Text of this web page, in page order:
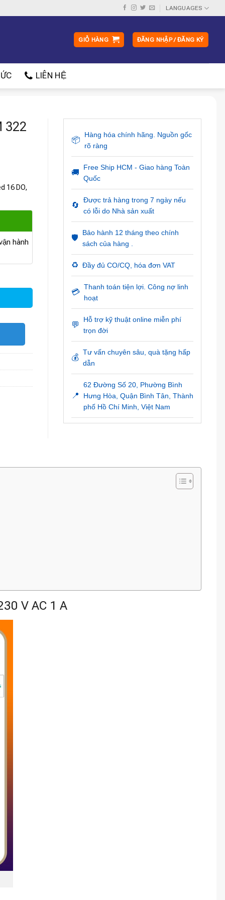
LANGUAGES
GIỎ HÀNG ĐĂNG NHẬP / ĐĂNG KÝ
LIÊN HỆ
322
16 DO,
hành
📦
Hàng hóa chính hãng. Nguồn gốc
rõ ràng
🚚
Free Ship HCM - Giao hàng Toàn
Quốc
🔄
Được trả hàng trong 7 ngày nếu
có lỗi do Nhà sản xuất
🛡️
Bảo hành 12 tháng theo chính
sách của hàng .
♻️ Đầy đủ CO/CQ, hóa đơn VAT
💳
Thanh toán tiện lợi. Công nợ linh
hoạt
💬
Hỗ trợ kỹ thuật online miễn phí
trọn đời
💰
Tư vấn chuyên sâu, quà tặng hấp
dẫn
📍
62 Đường Số 20, Phường Bình
Hưng Hòa, Quận Bình Tân, Thành
phố Hồ Chí Minh, Việt Nam
V AC 1 A